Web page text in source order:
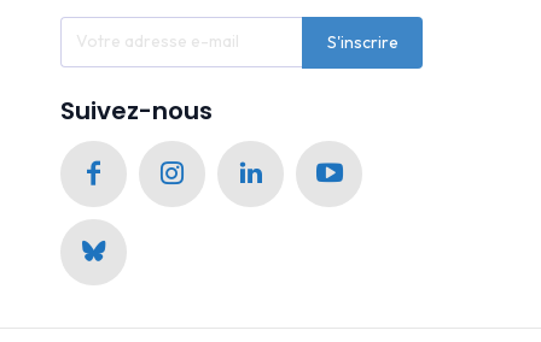
S'inscrire
Suivez-nous